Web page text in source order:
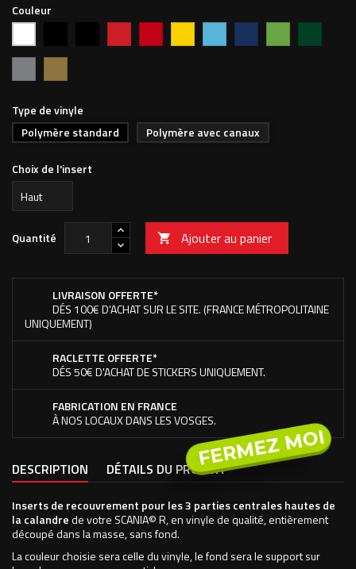
Couleur
vif
foncé
clair
foncé pommeforêt
Type de vinyle
Polymère standard
Polymère avec canaux
Choix de l'insert
Quantité  Ajouter au panier
LIVRAISON OFFERTE*
DÉS 100€ D'ACHAT SUR LE SITE. (FRANCE MÉTROPOLITAINE
UNIQUEMENT)
RACLETTE OFFERTE*
DÉS 50€ D'ACHAT DE STICKERS UNIQUEMENT.
FABRICATION EN FRANCE
À NOS LOCAUX DANS LES VOSGES.
DESCRIPTION DÉTAILS DU PRODUIT
Inserts de recouvrement pour les 3 parties centrales hautes de
la calandrede votre SCANIA© R, en vinyle de qualité, entièrement
découpé dans la masse, sans fond.
La couleur choisie sera celle du vinyle, le fond sera le support sur
FERMEZ MOI